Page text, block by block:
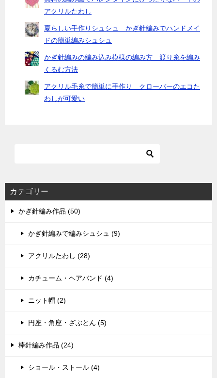
アクリルたわし
夏らしい手作りシュシュ かぎ針編みでハンドメイ
ドの簡単編みシュシュ
かぎ針編みの編み込み模様の編み方 渡り糸を編み
くるむ方法
アクリル毛糸で簡単に手作り クローバーのエコた
わしが可愛い
カテゴリー
かぎ針編み作品 (50)
かぎ針編みで編みシュシュ (9)
アクリルたわし (28)
カチューム・ヘアバンド (4)
ニット帽 (2)
円座・角座・ざぶとん (5)
棒針編み作品 (24)
ショール・ストール (4)